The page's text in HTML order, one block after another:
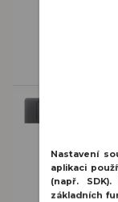
Ajax
SideButton
světla s
Nastavení
aplikaci
(např.
základních